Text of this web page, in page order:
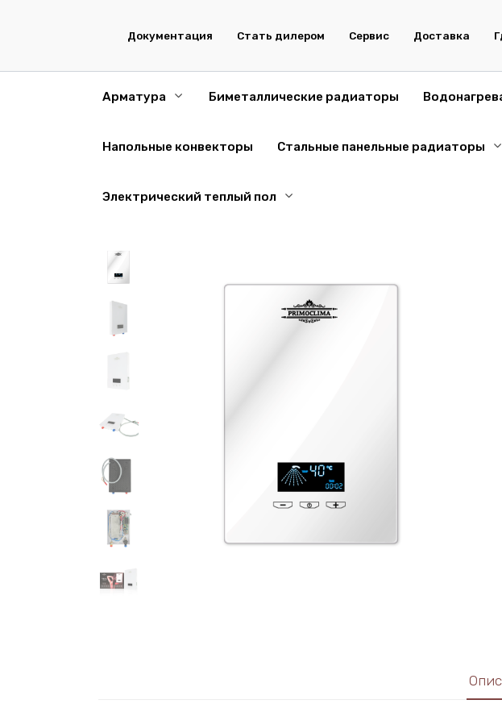
Документация Стать дилером Сервис Доставка
Арматура Биметаллические радиаторы
Напольные конвекторы Стальные панельные радиаторы
Электрический теплый пол